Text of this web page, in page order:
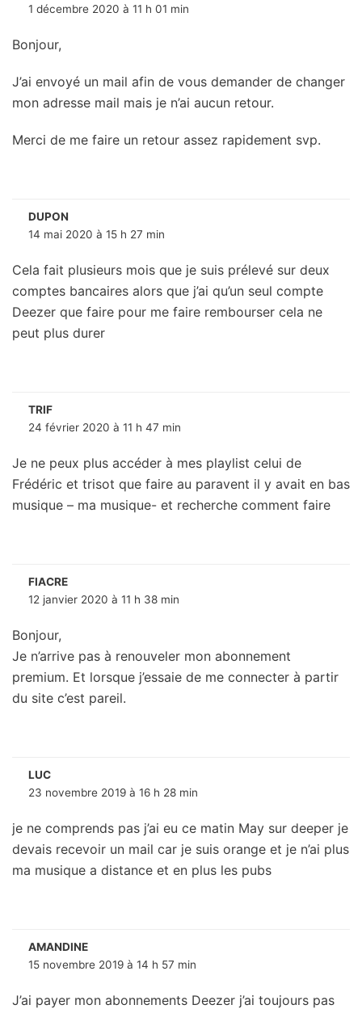
1 décembre 2020 à 11 h 01 min
Bonjour,
J’ai envoyé un mail afin de vous demander de changer
mon adresse mail mais je n’ai aucun retour.
Merci de me faire un retour assez rapidement svp.
DUPON
14 mai 2020 à 15 h 27 min
Cela fait plusieurs mois que je suis prélevé sur deux
comptes bancaires alors que j’ai qu’un seul compte
Deezer que faire pour me faire rembourser cela ne
peut plus durer
TRIF
24 février 2020 à 11 h 47 min
Je ne peux plus accéder à mes playlist celui de
Frédéric et trisot que faire au paravent il y avait en bas
musique – ma musique- et recherche comment faire
FIACRE
12 janvier 2020 à 11 h 38 min
Bonjour,
Je n’arrive pas à renouveler mon abonnement
premium. Et lorsque j’essaie de me connecter à partir
du site c’est pareil.
LUC
23 novembre 2019 à 16 h 28 min
je ne comprends pas j’ai eu ce matin May sur deeper je
devais recevoir un mail car je suis orange et je n’ai plus
ma musique a distance et en plus les pubs
AMANDINE
15 novembre 2019 à 14 h 57 min
J’ai payer mon abonnements Deezer j’ai toujours pas